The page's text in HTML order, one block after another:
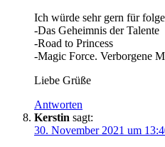
Ich würde sehr gern für
-Das Geheimnis der Talente
-Road to Princess
-Magic Force. Verborgene
Liebe Grüße
Antworten
Kerstin sagt:
30. November 2021 um